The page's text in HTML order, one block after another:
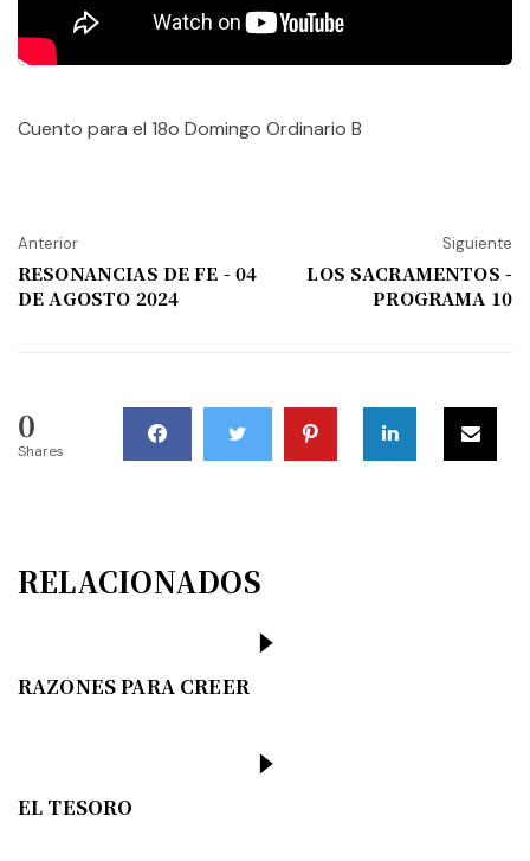
Cuento para el 18o Domingo Ordinario B
Anterior
RESONANCIAS DE FE - 04
DE AGOSTO 2024
Siguiente
LOS SACRAMENTOS -
PROGRAMA 10
0
Shares
RELACIONADOS
RAZONES PARA CREER
EL TESORO